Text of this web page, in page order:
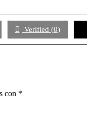
Verified (0)
con *